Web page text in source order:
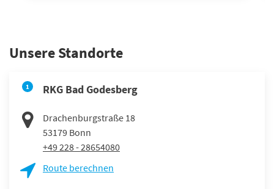
Unsere Standorte
1 RKG Bad Godesberg
Drachenburgstraße 18
53179 Bonn
+49 228 - 28654080
Route berechnen